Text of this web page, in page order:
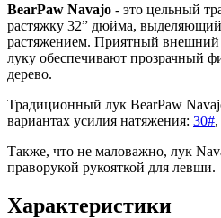
BearPaw Navajo - это цельный
растяжку 32” дюйма,
растяжением. Приятный
луку обеспечивают прозрачный
дерево.
Традиционный лук BearPaw
вариантах усилия натяжения: 30#,
Также, что не маловажно, лук
праворукой рукояткой для левши.
Характеристики